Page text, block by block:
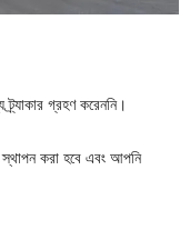
গ্রহণ করেননি।
স্থাপন করা হবে এবং আপনি